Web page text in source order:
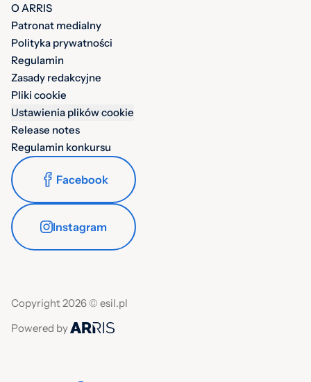
O ARRIS
Patronat medialny
Polityka prywatności
Regulamin
Zasady redakcyjne
Pliki cookie
Ustawienia plików cookie
Release notes
Regulamin konkursu
Facebook
Instagram
Copyright 2026 © esil.pl
Powered by